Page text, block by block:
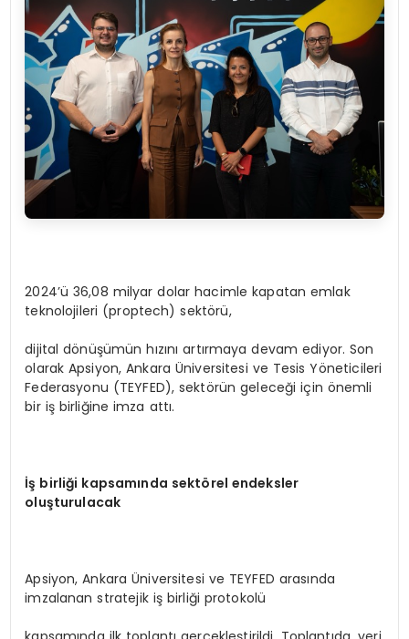
2024’ü 36,08 milyar dolar hacimle kapatan emlak
teknolojileri (proptech) sektörü,
dijital dönüşümün hızını artırmaya devam ediyor. Son
olarak Apsiyon, Ankara Üniversitesi ve Tesis Yöneticileri
Federasyonu (TEYFED), sektörün geleceği için önemli
bir iş birliğine imza attı.
İş birliği kapsamında sektörel endeksler
oluşturulacak
Apsiyon, Ankara Üniversitesi ve TEYFED arasında
imzalanan stratejik iş birliği protokolü